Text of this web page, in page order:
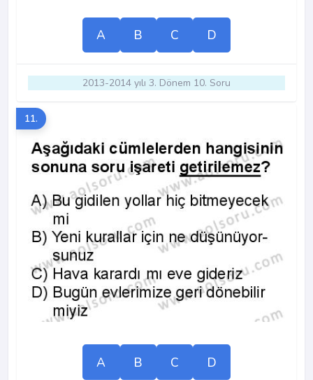
A B C D
2013-2014 yılı 3. Dönem 10. Soru
11.
A B C D